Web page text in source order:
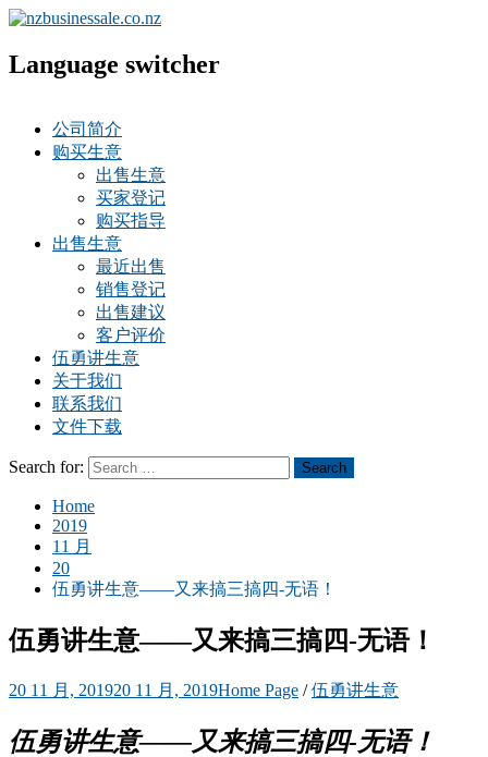
Language switcher
公司简介
购买生意
出售生意
买家登记
购买指导
出售生意
最近出售
销售登记
出售建议
客户评价
伍勇讲生意
关于我们
联系我们
文件下载
Search for: Search
Home
2019
11 月
20
伍勇讲生意——又来搞三搞四-无语！
伍勇讲生意——又来搞三搞四-无语！
20 11 月, 201920 11 月, 2019Home Page /伍勇讲生意
伍勇讲生意——又来搞三搞四-无语！